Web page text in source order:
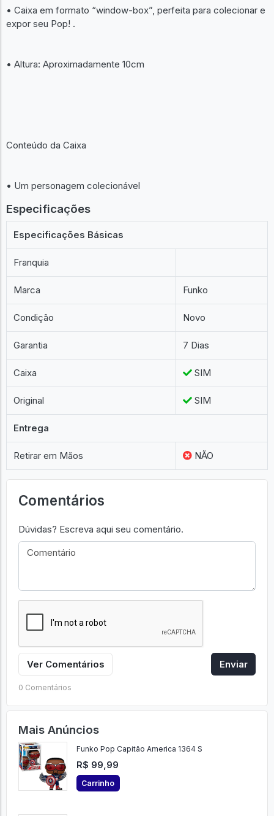
• Caixa em formato “window-box”, perfeita para colecionar e
expor seu Pop! .
• Altura: Aproximadamente 10cm
Conteúdo da Caixa
• Um personagem colecionável
Especificações
Especificações Básicas
Franquia
Marca Funko
Condição Novo
Garantia 7 Dias
Caixa SIM
Original SIM
Entrega
Retirar em Mãos NÃO
Comentários
Dúvidas? Escreva aqui seu comentário.
Ver Comentários Enviar
0 Comentários
Mais Anúncios
Funko Pop Capitão America 1364 S
R$ 99,99
Carrinho